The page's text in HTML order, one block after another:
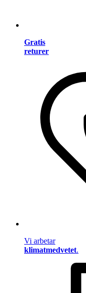
Gratis
returer
Vi arbetar
klimatmedvetet.